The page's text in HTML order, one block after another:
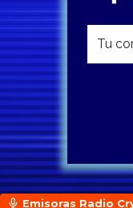
Emisoras Radio